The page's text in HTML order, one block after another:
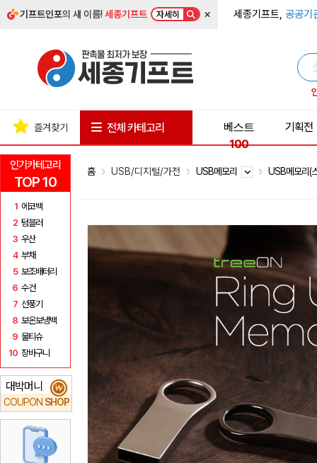
기프트인포의 새 이름!세종기프트 자세히 × 세종기프트, 공공기
인기카테고리
TOP 10
1 에코백
2 텀블러
3 우산
4 부채
5 보조배터리
6 수건
7 선풍기
8 보온보냉백
9 물티슈
10 장바구니
대박머니
COUPON SHOP
₩
즐겨찾기 전체 카테고리
베스트
100
기획전
홈 USB/디지털/가전 USB메모리 USB메모리(